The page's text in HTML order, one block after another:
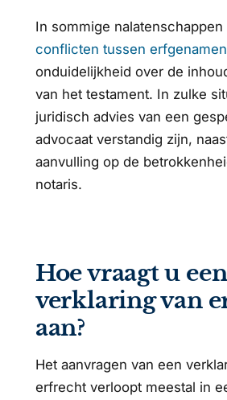
In sommige nalatenschappen
conflicten tussen erfgenamen
onduidelijkheid over de
van het testament. In zulke
juridisch advies van een
advocaat verstandig zijn,
aanvulling op de
notaris.
Hoe vraagt u een
verklaring van
aan?
Het aanvragen van een
erfrecht verloopt meestal in